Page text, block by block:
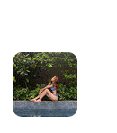
t
e